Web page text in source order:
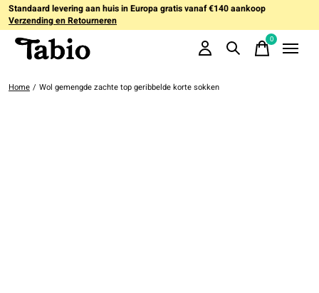
Standaard levering aan huis in Europa gratis vanaf €140 aankoop
Verzending en Retourneren
0items
Home / Wol gemengde zachte top geribbelde korte sokken